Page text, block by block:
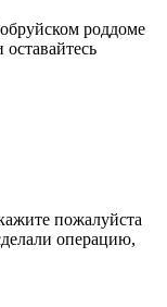
роддоме
оставайтесь
пожалуйста
операцию,